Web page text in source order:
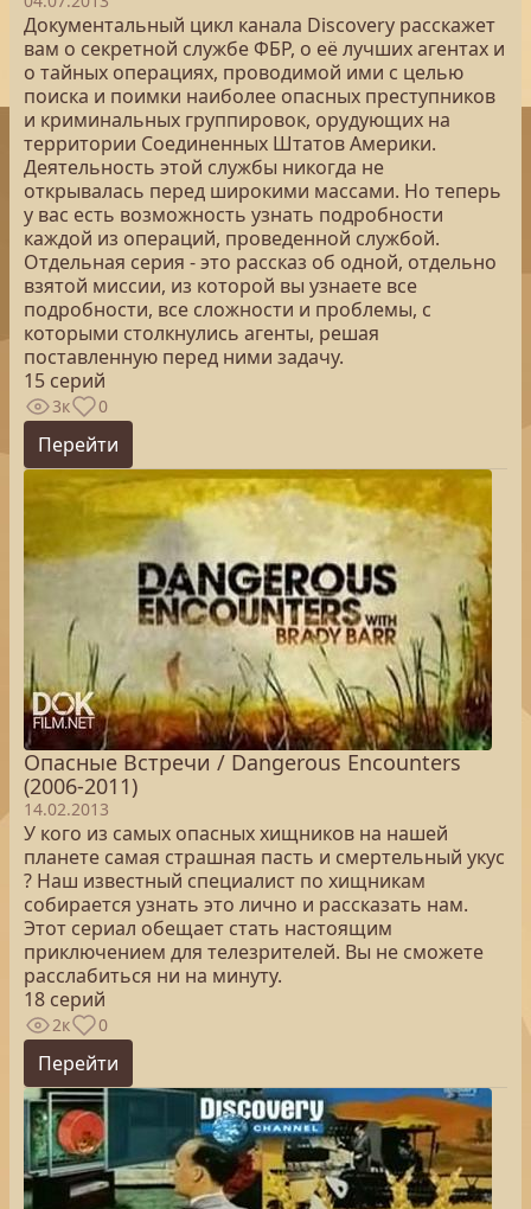
Документальный цикл канала Discovery расскажет
вам о секретной службе ФБР, о её лучших агентах и
о тайных операциях, проводимой ими с целью
поиска и поимки наиболее опасных преступников
и криминальных группировок, орудующих на
территории Соединенных Штатов Америки.
Деятельность этой службы никогда не
открывалась перед широкими массами. Но теперь
у вас есть возможность узнать подробности
каждой из операций, проведенной службой.
Отдельная серия - это рассказ об одной, отдельно
взятой миссии, из которой вы узнаете все
подробности, все сложности и проблемы, с
которыми столкнулись агенты, решая
поставленную перед ними задачу.
15 серий
3к 0
Перейти
Опасные Встречи / Dangerous Encounters
(2006-2011)
14.02.2013
У кого из самых опасных хищников на нашей
планете самая страшная пасть и смертельный укус
? Наш известный специалист по хищникам
собирается узнать это лично и рассказать нам.
Этот сериал обещает стать настоящим
приключением для телезрителей. Вы не сможете
расслабиться ни на минуту.
18 серий
2к 0
Перейти